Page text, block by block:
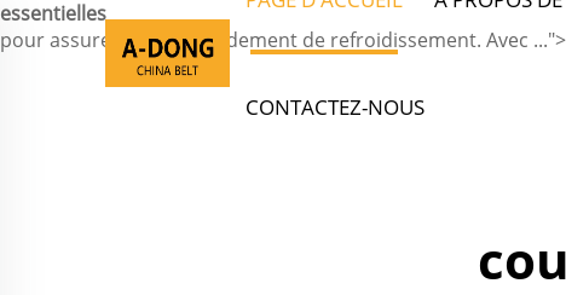
essentielles
pour assurer un bon rendement de refroidissement. Avec ...">
CONTACTEZ-NOUS